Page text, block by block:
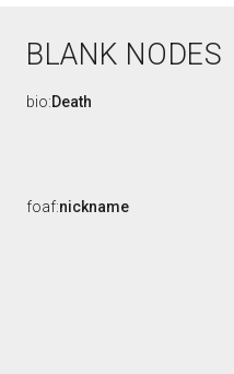
BLANK NODES
bio:Death
foaf:nickname